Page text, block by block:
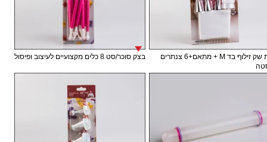
ערכת שק זילוף בד M + מתאם+6 צנתרים
בצק סוכר/סט 8 כלים מקצועיים לעיצוב ופיסול